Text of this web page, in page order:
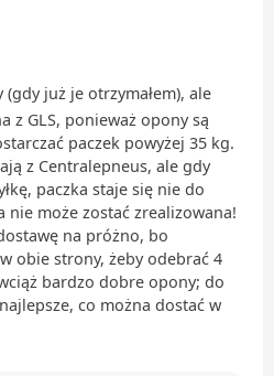
już je otrzymałem), ale
z GLS, ponieważ opony są
paczek powyżej 35 kg.
z Centralepneus, ale gdy
paczka staje się nie do
może zostać zrealizowana!
na próżno, bo
obie strony, żeby odebrać 4
bardzo dobre opony; do
co można dostać w